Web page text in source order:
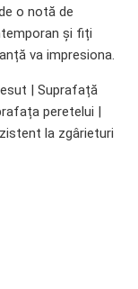
o notă de
și fiți
va impresiona.
| Suprafață
peretelui |
la zgârieturi